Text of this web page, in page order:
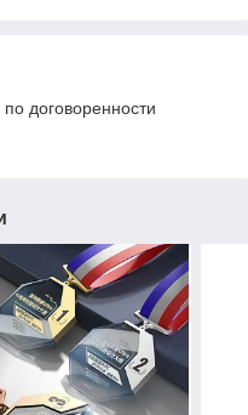
договоренности